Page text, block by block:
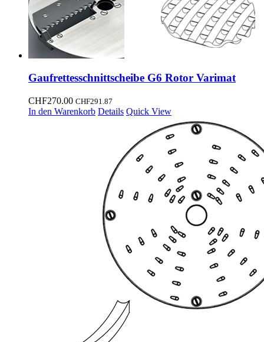
Gaufrettesschnittscheibe G6 Rotor Varimat
CHF270.00 CHF291.87
In den Warenkorb Details Quick View